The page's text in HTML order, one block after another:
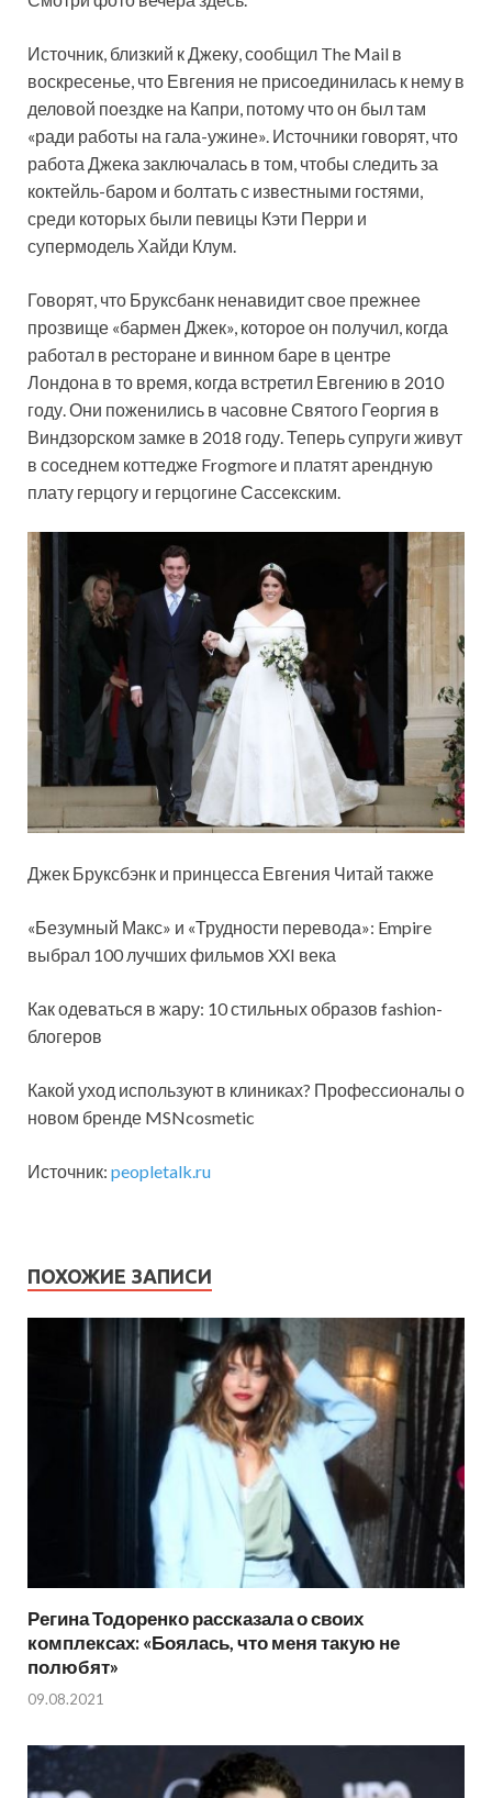
Источник, близкий к Джеку, сообщил The Mail в
воскресенье, что Евгения не присоединилась к нему в
деловой поездке на Капри, потому что он был там
«ради работы на гала-ужине». Источники говорят, что
работа Джека заключалась в том, чтобы следить за
коктейль-баром и болтать с известными гостями,
среди которых были певицы Кэти Перри и
супермодель Хайди Клум.
Говорят, что Бруксбанк ненавидит свое прежнее
прозвище «бармен Джек», которое он получил, когда
работал в ресторане и винном баре в центре
Лондона в то время, когда встретил Евгению в 2010
году. Они поженились в часовне Святого Георгия в
Виндзорском замке в 2018 году. Теперь супруги живут
в соседнем коттедже Frogmore и платят арендную
плату герцогу и герцогине Сассекским.
Джек Бруксбэнк и принцесса Евгения Читай также
«Безумный Макс» и «Трудности перевода»: Empire
выбрал 100 лучших фильмов XXI века
Как одеваться в жару: 10 стильных образов fashion-
блогеров
Какой уход используют в клиниках? Профессионалы о
новом бренде MSNcosmetic
Источник: peopletalk.ru
ПОХОЖИЕ ЗАПИСИ
Регина Тодоренко рассказала о своих
комплексах: «Боялась, что меня такую не
полюбят»
09.08.2021